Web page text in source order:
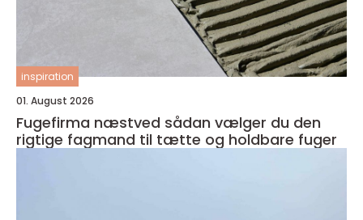
inspiration
01. August 2026
Fugefirma næstved sådan vælger du den
rigtige fagmand til tætte og holdbare fuger